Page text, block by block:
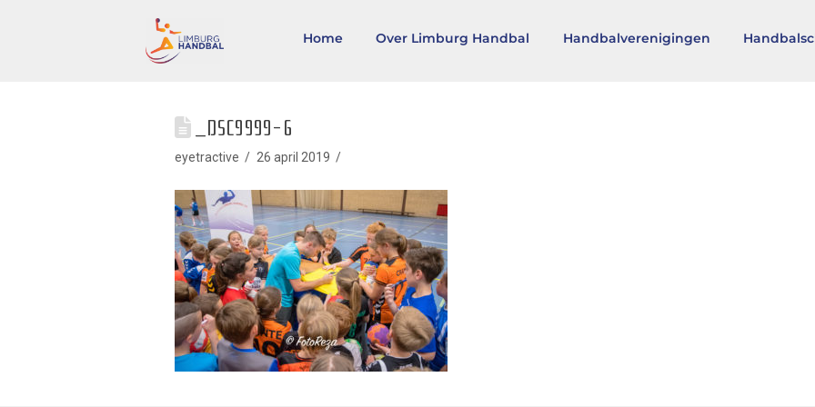
Home Over Limburg Handbal Handbalverenigingen
_DSC9999-6
eyetractive 26 april 2019